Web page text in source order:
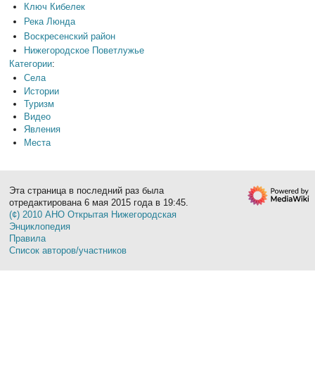
Ключ Кибелек
Река Люнда
Воскресенский район
Нижегородское Поветлужье
Категории:
Села
Истории
Туризм
Видео
Явления
Места
Эта страница в последний раз была
отредактирована 6 мая 2015 года в 19:45.
(¢) 2010 АНО Открытая Нижегородская
Энциклопедия
Правила
Список авторов/участников